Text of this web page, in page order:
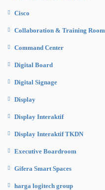
Cisco
Collaboration & Training Room
Command Center
Digital Board
Digital Signage
Display
Display Interaktif
Display Interaktif TKDN
Executive Boardroom
Gifera Smart Spaces
harga logitech group